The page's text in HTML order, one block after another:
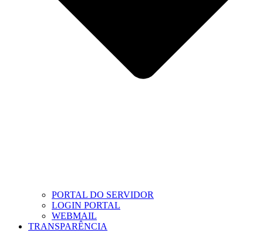
PORTAL DO SERVIDOR
LOGIN PORTAL
WEBMAIL
TRANSPARÊNCIA